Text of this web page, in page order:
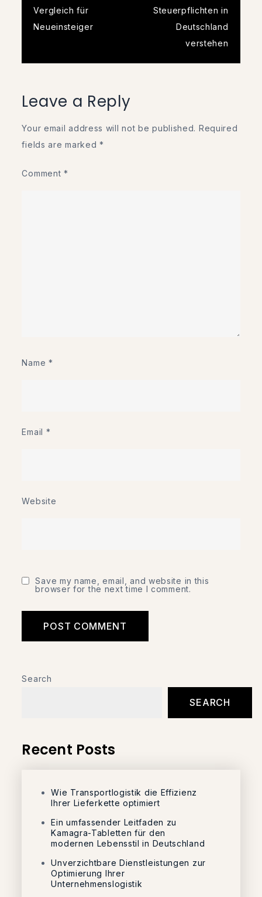
navigation
Vergleich für
Neueinsteiger
Steuerpflichten in
Deutschland
verstehen
Leave a Reply
Your email address will not be published. Required
fields are marked*
Comment*
Name *
Email *
Website
Save my name, email, and website in this
browser for the next time I comment.
Search
SEARCH
Recent Posts
Wie Transportlogistik die Effizienz
Ihrer Lieferkette optimiert
Ein umfassender Leitfaden zu
Kamagra-Tabletten für den
modernen Lebensstil in Deutschland
Unverzichtbare Dienstleistungen zur
Optimierung Ihrer
Unternehmenslogistik